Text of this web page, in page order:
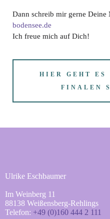
Dann schreib mir gerne Deine
bodensee.de
Ich freue mich auf Dich!
HIER GEHT ES
FINALEN
Ulrike Eschbaumer
Im Weinberg 11
88138 Weißensberg-Rehlings
Telefon: +49 (0)160 444 2 111